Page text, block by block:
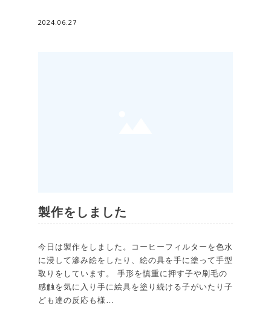
2024.06.27
製作をしました
今日は製作をしました。コーヒーフィルターを色水
に浸して滲み絵をしたり、絵の具を手に塗って手型
取りをしています。 手形を慎重に押す子や刷毛の
感触を気に入り手に絵具を塗り続ける子がいたり子
ども達の反応も様…